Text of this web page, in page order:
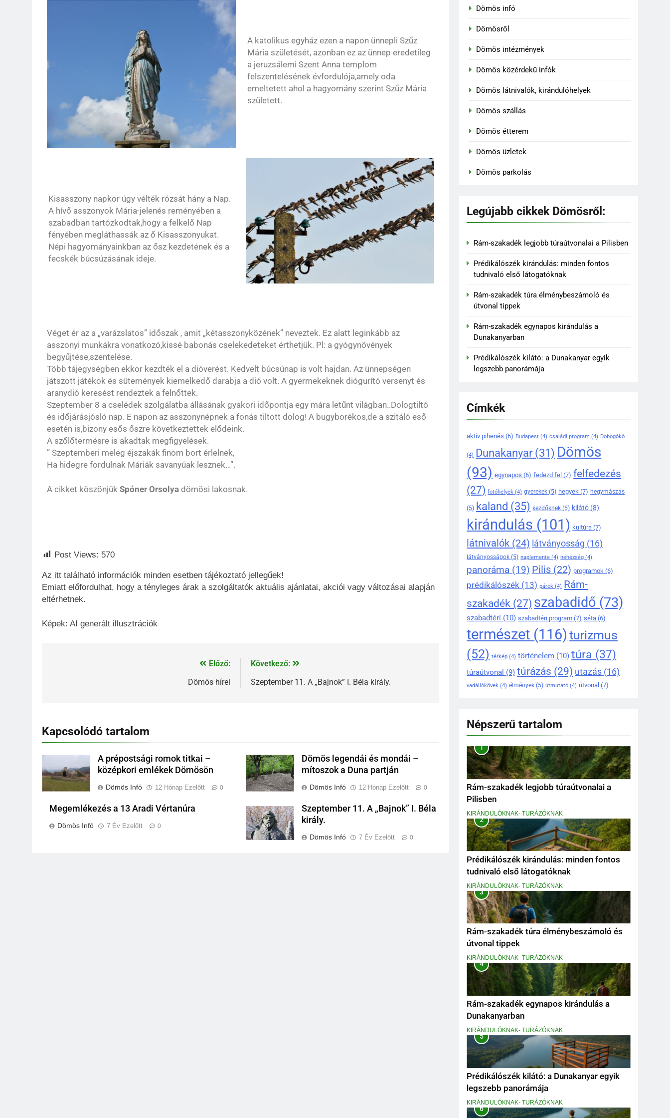
A katolikus egyház ezen a napon ünnepli Szűz
Mária születését, azonban ez az ünnep eredetileg
a jeruzsálemi Szent Anna templom
felszentelésének évfordulója,amely oda
emeltetett ahol a hagyomány szerint Szűz Mária
született.
Kisasszony napkor úgy vélték rózsát hány a Nap.
A hívő asszonyok Mária-jelenés reményében a
szabadban tartózkodtak,hogy a felkelő Nap
fényében megláthassák az ő Kisasszonyukat.
Népi hagyományainkban az ősz kezdetének és a
fecskék búcsúzásának ideje.
Véget ér az a „varázslatos” időszak , amit „kétasszonyközének” neveztek. Ez alatt leginkább az
asszonyi munkákra vonatkozó,kissé babonás cselekedeteket érthetjük. Pl: a gyógynövények
begyűjtése,szentelése.
Több tájegységben ekkor kezdték el a dióverést. Kedvelt búcsúnap is volt hajdan. Az ünnepségen
játszott játékok és sütemények kiemelkedő darabja a dió volt. A gyermekeknek diógurító versenyt és
aranydió keresést rendeztek a felnőttek.
Szeptember 8 a cselédek szolgálatba állásának gyakori időpontja egy mára letűnt világban..Dologtiltó
és időjárásjósló nap. E napon az asszonynépnek a fonás tiltott dolog! A bugyborékos,de a szitáló eső
esetén is,bizony esős őszre következtettek elődeink.
A szőlőtermésre is akadtak megfigyelések.
” Szeptemberi meleg éjszakák finom bort érlelnek,
Ha hidegre fordulnak Máriák savanyúak lesznek…”.
A cikket köszönjük Spóner Orsolya dömösi lakosnak.
Post Views: 570
Az itt található információk minden esetben tájékoztató jellegűek!
Emiatt előfordulhat, hogy a tényleges árak a szolgáltatók aktuális ajánlatai, akciói vagy változásai alapján
eltérhetnek.
Képek: AI generált illusztrációk
Előző:
Dömös hírei
Következő:
Szeptember 11. A „Bajnok” I. Béla király.
Kapcsolódó tartalom
A prépostsági romok titkai –
középkori emlékek Dömösön
Dömös Infó 12 Hónap Ezelőtt 0
Dömös legendái és mondái –
mítoszok a Duna partján
Dömös Infó 12 Hónap Ezelőtt 0
Megemlékezés a 13 Aradi Vértanúra
Dömös Infó 7 Év Ezelőtt 0
Szeptember 11. A „Bajnok” I. Béla
király.
Dömös Infó 7 Év Ezelőtt 0
Dömös infó
Dömösről
Dömös intézmények
Dömös közérdekű infók
Dömös látnivalók, kirándulóhelyek
Dömös szállás
Dömös étterem
Dömös üzletek
Dömös parkolás
Legújabb cikkek Dömösről:
Rám-szakadék legjobb túraútvonalai a Pilisben
Prédikálószék kirándulás: minden fontos
tudnivaló első látogatóknak
Rám-szakadék túra élménybeszámoló és
útvonal tippek
Rám-szakadék egynapos kirándulás a
Dunakanyarban
Prédikálószék kilátó: a Dunakanyar egyik
legszebb panorámája
Címkék
aktív pihenés (6) Budapest (4) családi program (4) Dobogókő
(4) Dunakanyar(31) Dömös
(93) egynapos (6) fedezd fel (7) felfedezés
(27) fotóhelyek (4) gyerekek (5) hegyek (7) hegymászás
(5) kaland (35) kezdőknek (5) kilátó (8)
kirándulás (101) kultúra (7)
látnivalók (24) látványosság (16)
látványosságok (5) naplemente (4) nehézség (4)
panoráma (19) Pilis (22) programok (6)
prédikálószék (13) párok (4) Rám-
szakadék (27) szabadidő (73)
szabadtéri (10) szabadtéri program (7) séta (6)
természet (116) turizmus
(52) térkép (4) történelem (10) túra (37)
túraútvonal (9) túrázás (29) utazás (16)
vadállókövek (4) élmények (5) útmutató (4) útvonal (7)
Népszerű tartalom
1
Rám-szakadék legjobb túraútvonalai a
Pilisben
KIRÁNDULÓKNAK- TURÁZÓKNAK
2
Prédikálószék kirándulás: minden fontos
tudnivaló első látogatóknak
KIRÁNDULÓKNAK- TURÁZÓKNAK
3
Rám-szakadék túra élménybeszámoló és
útvonal tippek
KIRÁNDULÓKNAK- TURÁZÓKNAK
4
Rám-szakadék egynapos kirándulás a
Dunakanyarban
KIRÁNDULÓKNAK- TURÁZÓKNAK
5
Prédikálószék kilátó: a Dunakanyar egyik
legszebb panorámája
KIRÁNDULÓKNAK- TURÁZÓKNAK
6